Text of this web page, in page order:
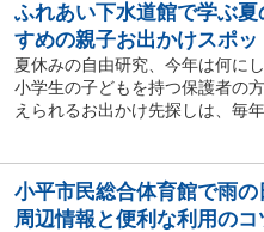
ふれあい下水道館で学ぶ
すめの親子お出かけスポッ
夏休みの自由研究、今年は何に
小学生の子どもを持つ保護者の
えられるお出かけ先探しは、毎
小平市民総合体育館で雨の
周辺情報と便利な利用のコ